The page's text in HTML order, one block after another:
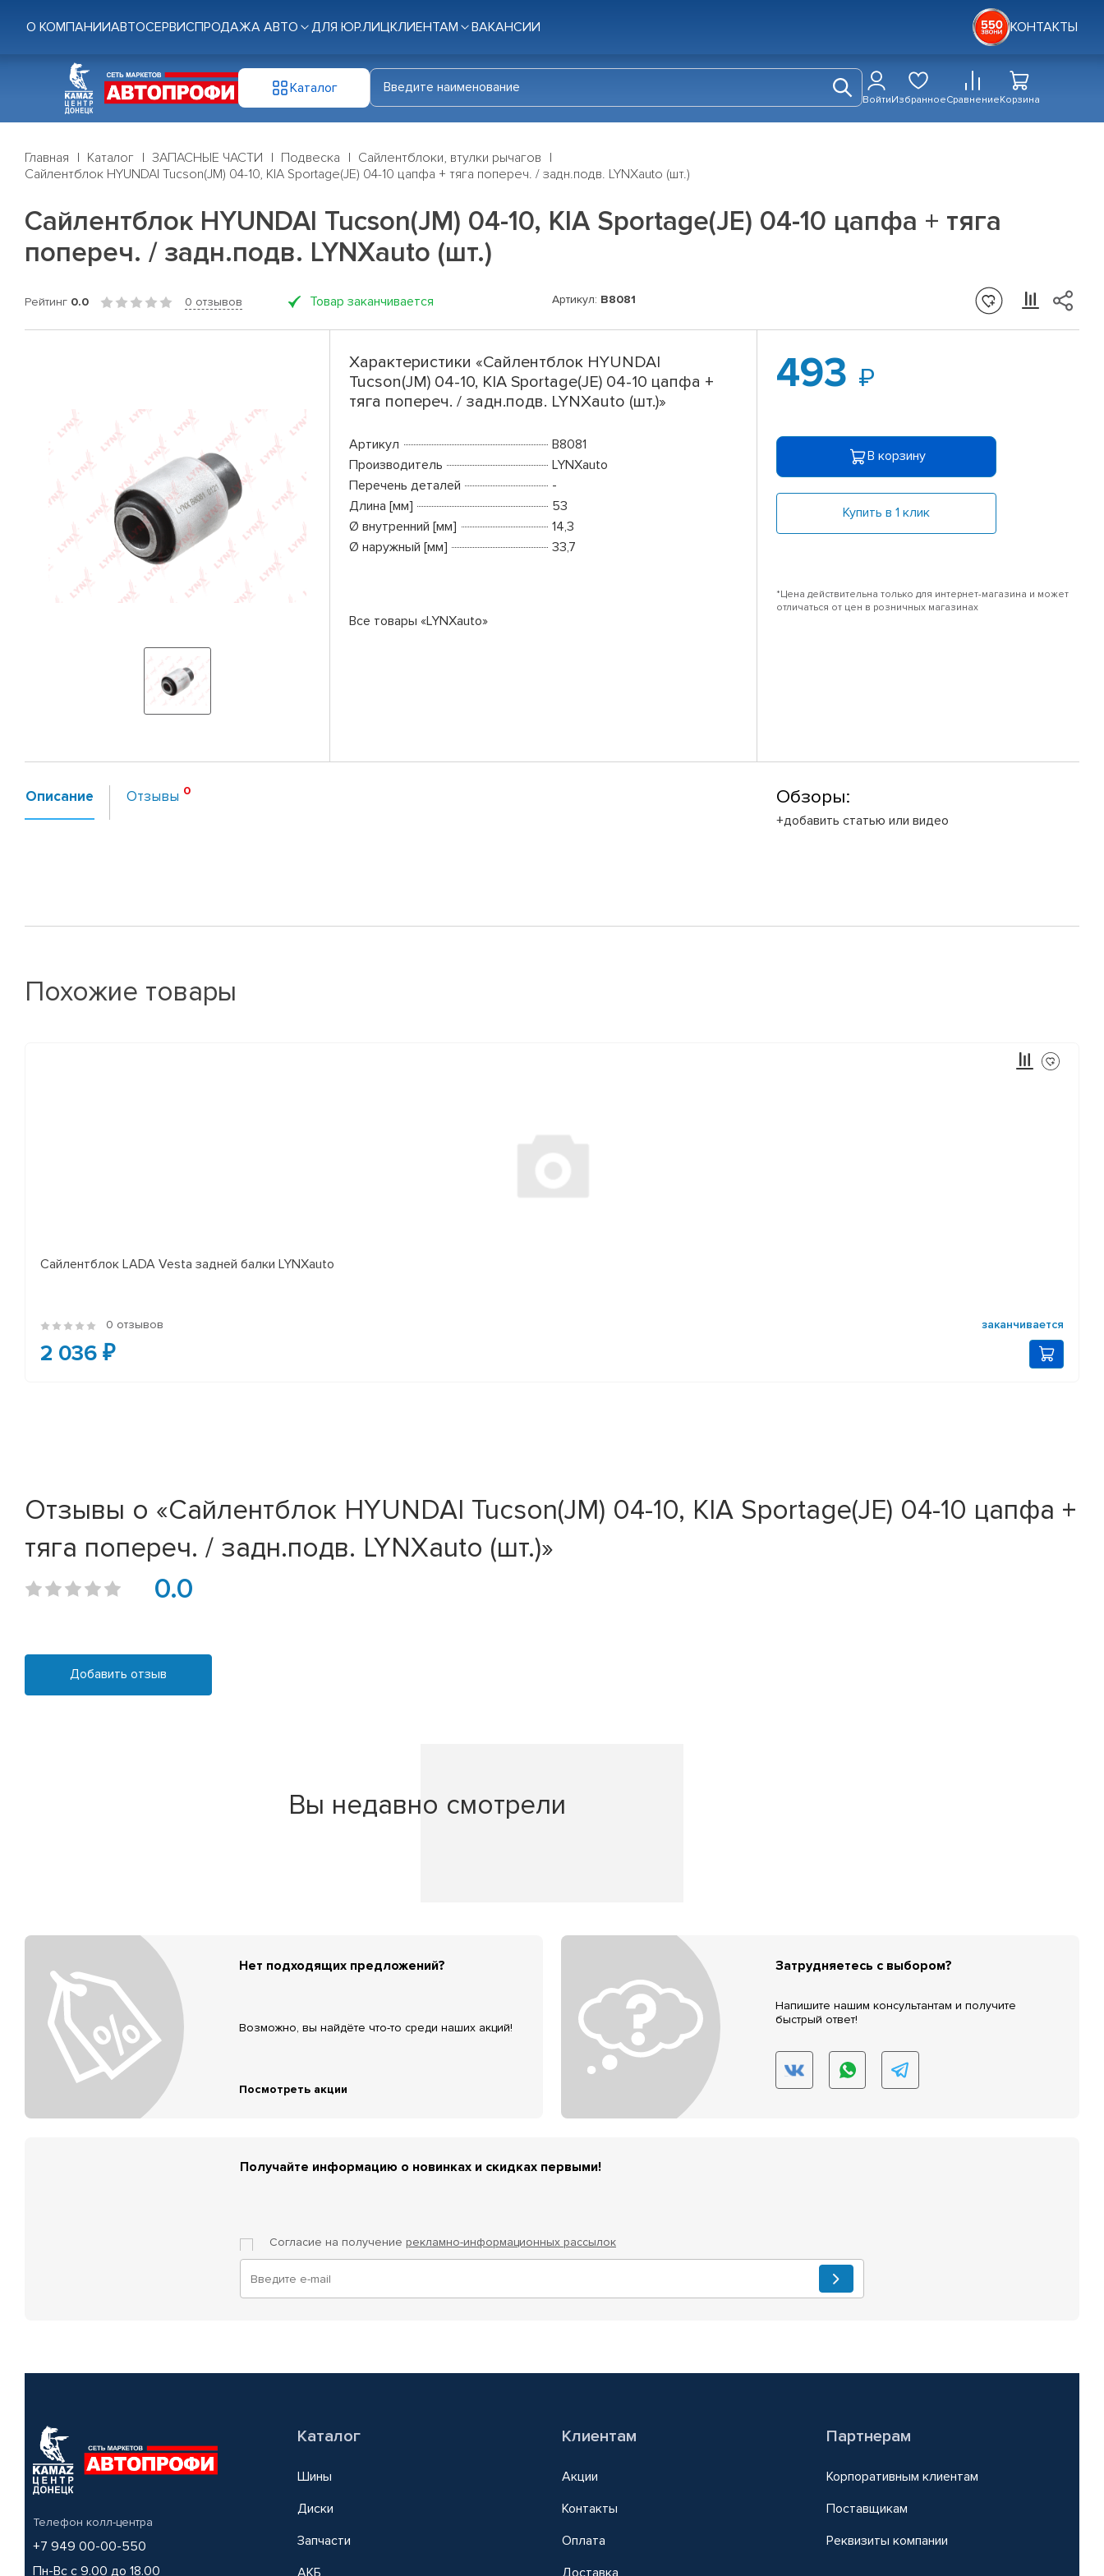
О КОМПАНИИАВТОСЕРВИСПРОДАЖА АВТО ДЛЯ ЮР.ЛИЦКЛИЕНТАМ ВАКАНСИИ КОНТАКТЫ
Каталог
ВойтиИзбранноеСравнениеКорзина
Главная Каталог ЗАПАСНЫЕ ЧАСТИ Подвеска
Сайлентблоки, втулки рычагов
Сайлентблок HYUNDAI Tucson(JM) 04-10, KIA Sportage(JE) 04-10 цапфа + тяга попереч. / задн.подв. LYNXauto (шт.)
Сайлентблок HYUNDAI Tucson(JM) 04-10, KIA Sportage(JE) 04-10 цапфа + тяга
попереч. / задн.подв. LYNXauto (шт.)
Рейтинг 0.0 0 отзывов Товар заканчивается Артикул: B8081
Характеристики «Сайлентблок HYUNDAI
Tucson(JM) 04-10, KIA Sportage(JE) 04-10 цапфа +
тяга попереч. / задн.подв. LYNXauto (шт.)»
Артикул
B8081
Производитель
LYNXauto
Перечень деталей
-
Длина [мм]
53
Ø внутренний [мм]
14,3
Ø наружный [мм]
33,7
Все товары «LYNXauto»
493
В корзину
Купить в 1 клик
*Цена действительна только для интернет-магазина и может
отличаться от цен в розничных магазинах
Описание Отзывы Обзоры:
+добавить статью или видео
Похожие товары
Сайлентблок LADA Vesta задней балки LYNXauto
0 отзывов заканчивается
2 036 ₽
Отзывы о «Сайлентблок HYUNDAI Tucson(JM) 04-10, KIA Sportage(JE) 04-10 цапфа +
тяга попереч. / задн.подв. LYNXauto (шт.)»
0.0
Добавить отзыв
Вы недавно смотрели
Нет подходящих предложений?
Возможно, вы найдёте что-то среди наших акций!
Посмотреть акции
Затрудняетесь с выбором?
Напишите нашим консультантам и получите
быстрый ответ!
Получайте информацию о новинках и скидках первыми!
Согласие на получение рекламно-информационных рассылок
Телефон колл-центра
+7 949 00-00-550
Пн-Вс с 9.00 до 18.00
Каталог
Шины
Диски
Запчасти
АКБ
Клиентам
Акции
Контакты
Оплата
Доставка
Партнерам
Корпоративным клиентам
Поставщикам
Реквизиты компании